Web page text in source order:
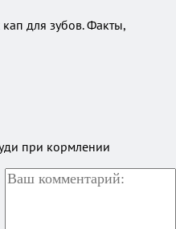
для зубов. Факты,
при кормлении